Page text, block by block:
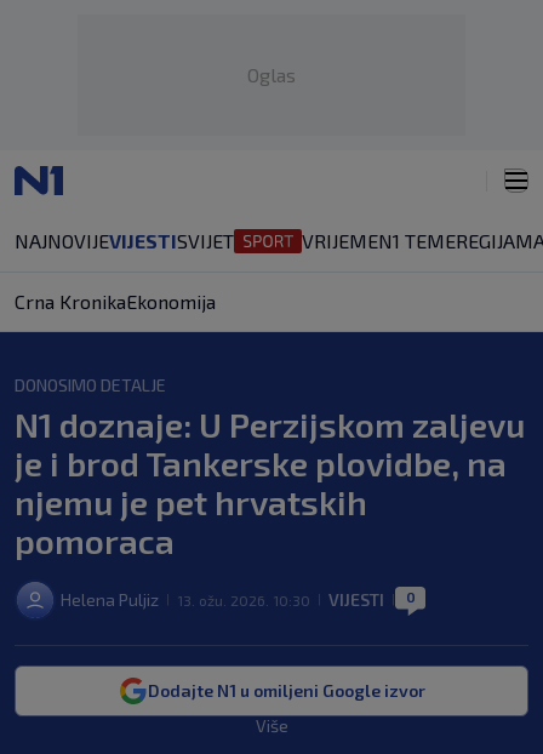
Oglas
NAJNOVIJEVIJESTISVIJET VRIJEMEN1 TEMEREGIJA
Crna KronikaEkonomija
DONOSIMO DETALJE
N1 doznaje: U Perzijskom zaljevu
je i brod Tankerske plovidbe, na
njemu je pet hrvatskih
pomoraca
Helena Puljiz 13. ožu. 2026. 10:30 VIJESTI 0
Dodajte N1 u omiljeni Google izvor
Više